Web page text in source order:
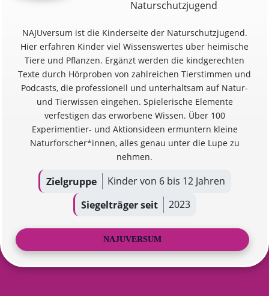
Naturschutzjugend
NAJUversum ist die Kinderseite der Naturschutzjugend.
Hier erfahren Kinder viel Wissenswertes über heimische
Tiere und Pflanzen. Ergänzt werden die kindgerechten
Texte durch Hörproben von zahlreichen Tierstimmen und
Podcasts, die professionell und unterhaltsam auf Natur-
und Tierwissen eingehen. Spielerische Elemente
verfestigen das erworbene Wissen. Über 100
Experimentier- und Aktionsideen ermuntern kleine
Naturforscher*innen, alles genau unter die Lupe zu
nehmen.
Zielgruppe
Kinder von 6 bis 12 Jahren
Siegelträger seit
2023
NAJUVERSUM